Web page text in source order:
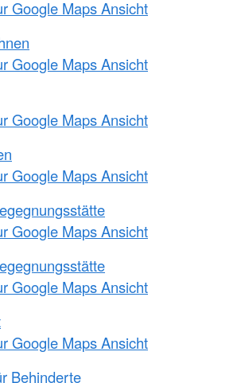
Google Maps Ansicht
Google Maps Ansicht
Google Maps Ansicht
Google Maps Ansicht
Google Maps Ansicht
Google Maps Ansicht
Google Maps Ansicht
Behinderte